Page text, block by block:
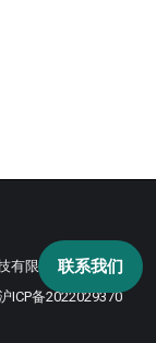
有限公司 版权所有
ICP备2022029370
联系我们